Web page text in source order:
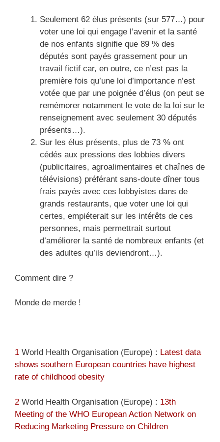
Seulement 62 élus présents (sur 577…) pour
voter une loi qui engage l’avenir et la santé
de nos enfants signifie que 89 % des
députés sont payés grassement pour un
travail fictif car, en outre, ce n’est pas la
première fois qu’une loi d’importance n’est
votée que par une poignée d’élus (on peut se
remémorer notamment le vote de la loi sur le
renseignement avec seulement 30 députés
présents…).
Sur les élus présents, plus de 73 % ont
cédés aux pressions des lobbies divers
(publicitaires, agroalimentaires et chaînes de
télévisions) préférant sans-doute dîner tous
frais payés avec ces lobbyistes dans de
grands restaurants, que voter une loi qui
certes, empiéterait sur les intérêts de ces
personnes, mais permettrait surtout
d’améliorer la santé de nombreux enfants (et
des adultes qu’ils deviendront…).
Comment dire ?
Monde de merde !
1 World Health Organisation (Europe) : Latest data
shows southern European countries have highest
rate of childhood obesity
2 World Health Organisation (Europe) : 13th
Meeting of the WHO European Action Network on
Reducing Marketing Pressure on Children